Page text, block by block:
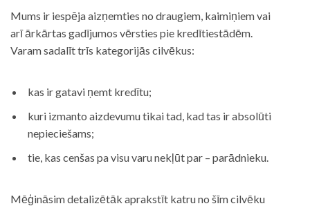
Mums ir iespēja aizņemties no draugiem, kaimiņiem vai
arī ārkārtas gadījumos vērsties pie kredītiestādēm.
Varam sadalīt trīs kategorijās cilvēkus:
kas ir gatavi ņemt kredītu;
kuri izmanto aizdevumu tikai tad, kad tas ir absolūti
nepieciešams;
tie, kas cenšas pa visu varu nekļūt par – parādnieku.
Mēģināsim detalizētāk aprakstīt katru no šīm cilvēku